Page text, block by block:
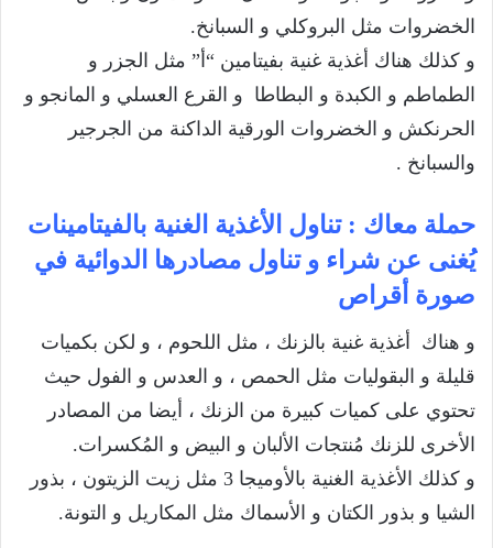
الخضروات مثل البروكلي و السبانخ.
و كذلك هناك أغذية غنية بفيتامين “أ” مثل الجزر و
الطماطم و الكبدة و البطاطا و القرع العسلي و المانجو و
الحرنكش و الخضروات الورقية الداكنة من الجرجير
والسبانخ .
حملة معاك : تناول الأغذية الغنية بالفيتامينات
يُغنى عن شراء و تناول مصادرها الدوائية في
صورة أقراص
و هناك أغذية غنية بالزنك ، مثل اللحوم ، و لكن بكميات
قليلة و البقوليات مثل الحمص ، و العدس و الفول حيث
تحتوي على كميات كبيرة من الزنك ، أيضا من المصادر
الأخرى للزنك مُنتجات الألبان و البيض و المُكسرات.
و كذلك الأغذية الغنية بالأوميجا 3 مثل زيت الزيتون ، بذور
الشيا و بذور الكتان و الأسماك مثل المكاريل و التونة.